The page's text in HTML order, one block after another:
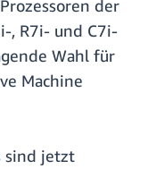
der
, R7i- und C7i-
Wahl für
Machine
sind jetzt